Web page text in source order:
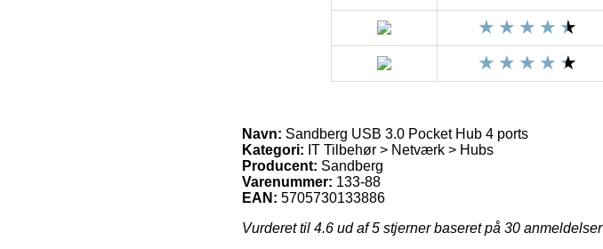
Navn: Sandberg USB 3.0 Pocket Hub 4 ports
Kategori: IT Tilbehør > Netværk > Hubs
Producent: Sandberg
Varenummer: 133-88
EAN: 5705730133886
Vurderet til 4.6 ud af 5 stjerner baseret på 30 anmeldelser